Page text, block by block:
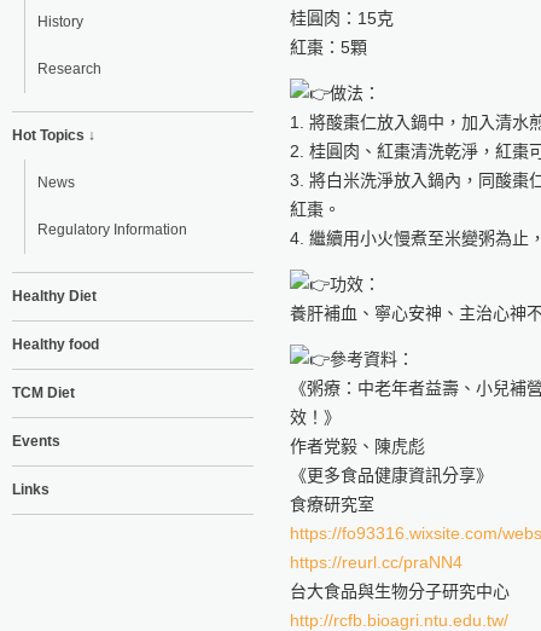
History
Research
Hot Topics ↓
News
Regulatory Information
Healthy Diet
Healthy food
TCM Diet
Events
Links
桂圓肉：15克
紅棗：5顆
做法：
1. 將酸棗仁放入鍋中，加入清水
2. 桂圓肉、紅棗清洗乾淨，紅棗
3. 將白米洗淨放入鍋內，同酸棗
紅棗。
4. 繼續用小火慢煮至米變粥為止
功效：
養肝補血、寧心安神、主治心神
參考資料：
《粥療：中老年者益壽、小兒補
效！》
作者党毅、陳虎彪
《更多食品健康資訊分享》
食療研究室
https://fo93316.wixsite.com/
https://reurl.cc/praNN4
台大食品與生物分子研究中心
http://rcfb.bioagri.ntu.edu.tw/